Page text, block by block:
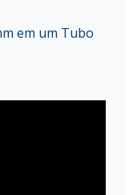
em um Tubo